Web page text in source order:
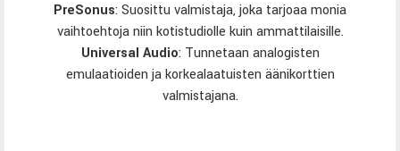
PreSonus: Suosittu valmistaja, joka tarjoaa monia
vaihtoehtoja niin kotistudiolle kuin ammattilaisille.
Universal Audio: Tunnetaan analogisten
emulaatioiden ja korkealaatuisten äänikorttien
valmistajana.